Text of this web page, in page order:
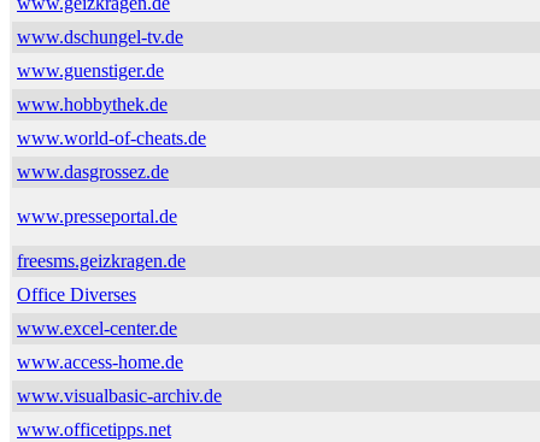
www.dschungel-tv.de
www.guenstiger.de
www.hobbythek.de
www.world-of-cheats.de
www.dasgrossez.de
www.presseportal.de
freesms.geizkragen.de
Office Diverses
www.excel-center.de
www.access-home.de
www.visualbasic-archiv.de
www.officetipps.net